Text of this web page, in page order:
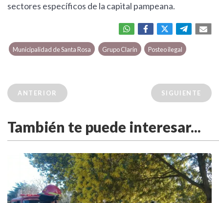
sectores específicos de la capital pampeana.
Municipalidad de Santa Rosa Grupo Clarín Posteo ilegal
ANTERIOR SIGUIENTE
También te puede interesar...